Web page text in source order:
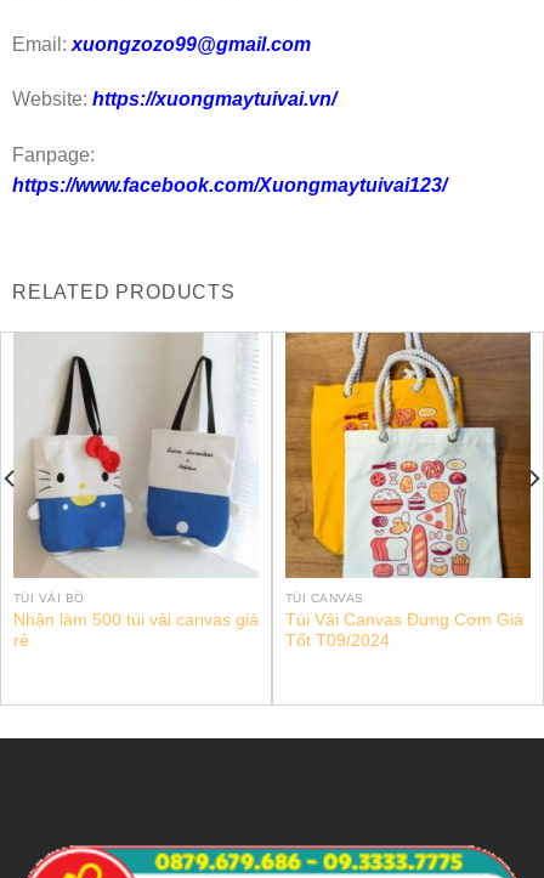
Email: xuongzozo99@gmail.com
Website: https://xuongmaytuivai.vn/
Fanpage:
https://www.facebook.com/Xuongmaytuivai123/
RELATED PRODUCTS
TÚI VẢI BỐ
Nhận làm 500 túi vải canvas giá
rẻ
TÚI CANVAS
Túi Vải Canvas Đựng Cơm Giá
Tốt T09/2024